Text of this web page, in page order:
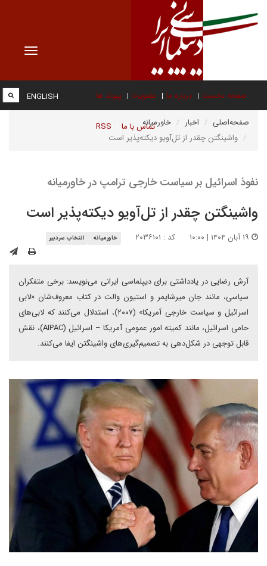
Toggle
صفحه نخست درباره ما عضویت پیوند ها
تماس با ما RSS
ENGLISH
صفحه‌اصلی اخبار
خاورمیانه
واشینگتن چقدر از تل‌آویو دیکته‌پذیر است
نفوذ اسرائیل بر سیاست خارجی ترامپ در خاورمیانه
واشینگتن چقدر از تل‌آویو دیکته‌پذیر است
کد : ۲۰۳۶۱۰۱ خاورمیانه انتخاب سردبیر
آرش رضایی در یادداشتی برای دیپلماسی ایرانی می‌نویسد: برخی متفکران
سیاسی، مانند جان میرشایمر و استیون والت در کتاب معروف‌شان «لابی
اسرائیل و سیاست خارجی آمریکا» (۲۰۰۷)، استدلال می‌کنند که لابی‌های
حامی اسرائیل، مانند کمیته امور عمومی آمریکا – اسرائیل (AIPAC)، نقش
قابل توجهی در شکل‌دهی به تصمیم‌گیری‌های واشینگتن ایفا می‌کنند.